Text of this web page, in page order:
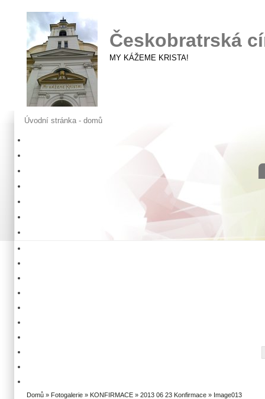
Českobratrská
MY KÁŽEME KRISTA!
Úvodní stránka - domů
Domů » Fotogalerie » KONFIRMACE » 2013 06 23 Konfirmace » Image013